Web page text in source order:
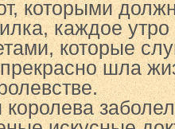
которыми
каждое
которые
шла